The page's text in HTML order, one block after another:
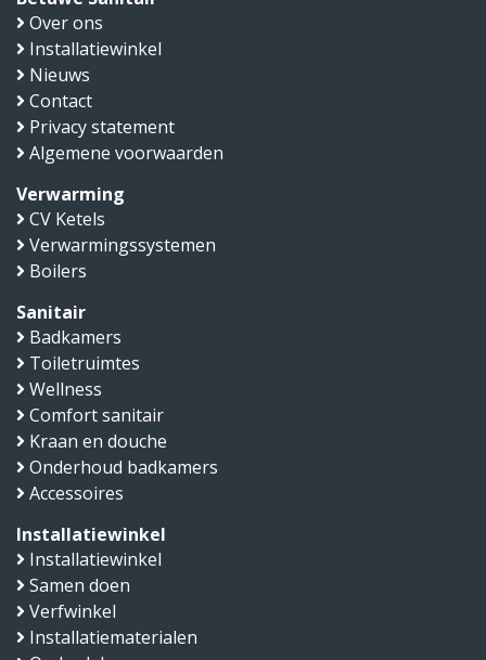
Over ons
Installatiewinkel
Nieuws
Contact
Privacy statement
Algemene voorwaarden
Verwarming
CV Ketels
Verwarmingssystemen
Boilers
Sanitair
Badkamers
Toiletruimtes
Wellness
Comfort sanitair
Kraan en douche
Onderhoud badkamers
Accessoires
Installatiewinkel
Installatiewinkel
Samen doen
Verfwinkel
Installatiematerialen